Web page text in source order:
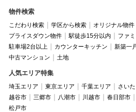
物件検索
こだわり検索 学区から検索 オリジナル物件
プライスダウン物件
駅徒歩15分以内
ファ
駐車場2台以上
カウンターキッチン 新築一
中古マンション
土地
人気エリア特集
埼玉エリア 東京エリア 千葉エリア さい
越谷市
三郷市 八潮市 川越市 春日部市
松戸市